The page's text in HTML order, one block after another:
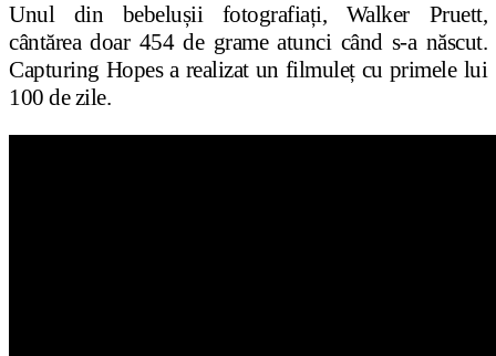
Unul din bebelușii fotografiați, Walker Pruett,
cântărea doar 454 de grame atunci când s-a născut.
Capturing Hopes a realizat un filmuleț cu primele lui
100 de zile.